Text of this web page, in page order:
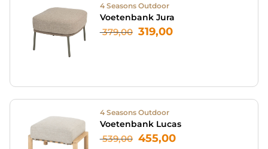
4 Seasons Outdoor
Voetenbank Jura
379,00 319,00
4 Seasons Outdoor
Voetenbank Lucas
539,00 455,00